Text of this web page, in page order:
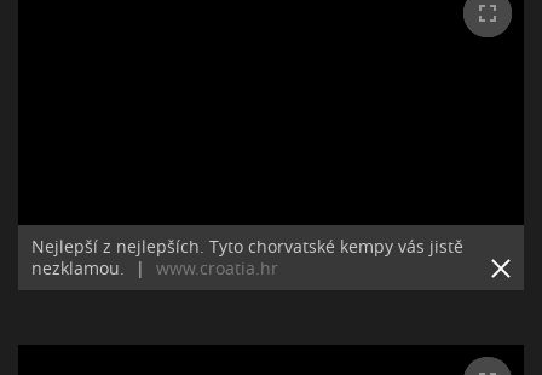
Nejlepší z nejlepších. Tyto chorvatské kempy vás jistě
nezklamou.
| www.croatia.hr